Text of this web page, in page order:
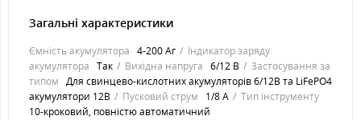
Загальні характеристики
Ємність акумулятора 4-200 Аг
Індикатор заряду
акумулятора Так Вихідна напруга 6/12 В
Застосування за
типом Для свинцево-кислотних акумуляторів 6/12В та LiFePO4
акумулятори 12В
Пусковий струм 1/8 А
Тип інструменту
10-кроковий, повністю автоматичний